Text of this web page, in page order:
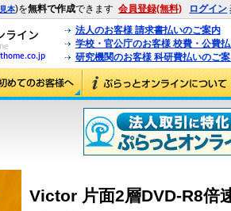
見本)を無料で作成できます 会員登録(無料) ログイン
法人のお客様 請求書払いのご案内
学校・官公庁のお客様 校費・公費
研究機関のお客様 科研費払いのご
Victor 片面2層DVD-R8倍